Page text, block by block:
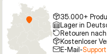
35.000+
Lager in
Retouren
Kostenloser
E-Mail-Support